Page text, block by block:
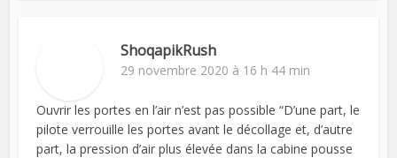
ShoqapikRush
29 novembre 2020 à 16 h 44 min
Ouvrir les portes en l’air n’est pas possible “D’une part, le
pilote verrouille les portes avant le décollage et, d’autre
part, la pression d’air plus élevée dans la cabine pousse